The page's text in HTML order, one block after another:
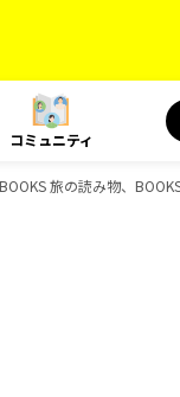
コミュニティ
旅の読み物、